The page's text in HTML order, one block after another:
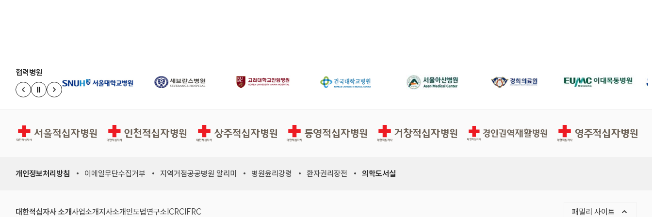
협력병원
이전 슬라이드
정지
다음 슬라이드
서울적십자병원 인천적십자병원 상주적십자병원 통영적십자병원 거창적십자병원 경인권역재활병원 영주적십자병원
개인정보처리방침 이메일무단수집거부 지역거점공공병원 알리미 병원윤리강령 환자권리장전 의학도서실
대한적십자사 소개(새 창)
사업소개(새 창)
지사소개 (새 창)
인도법연구소(새 창)
ICRC(국제적십자위원회, 새 창)
IFRC(국제적십자사연맹, 새 창) 패밀리 사이트 목록 열기